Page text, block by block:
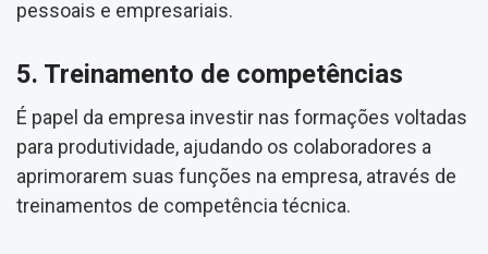
pessoais e empresariais.
5. Treinamento de competências
É papel da empresa investir nas formações voltadas
para produtividade, ajudando os colaboradores a
aprimorarem suas funções na empresa, através de
treinamentos de competência técnica.